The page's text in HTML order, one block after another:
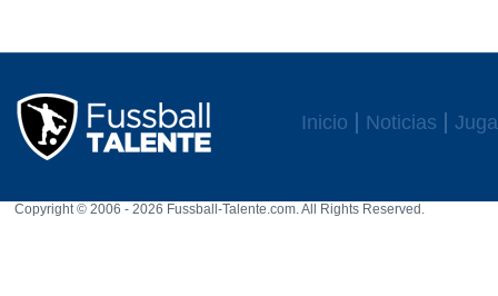
Inicio Noticias
Copyright © 2006 - 2026 Fussball-Talente.com. All Rights Reserved.